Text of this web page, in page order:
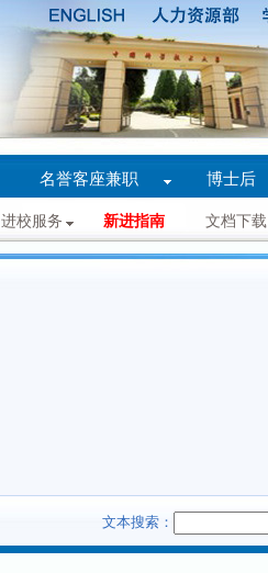
名誉客座兼职 博士后
进校服务 新进指南 文档下载
文本搜索：